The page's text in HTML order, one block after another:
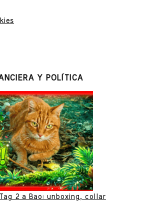
Y POLÍTICA
2 a Bao: unboxing, collar